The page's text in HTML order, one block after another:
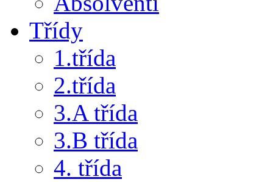
Třídy
1.třída
2.třída
3.A třída
3.B třída
4. třída